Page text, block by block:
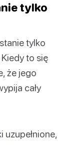
tylko
tylko
to się
że jego
cały